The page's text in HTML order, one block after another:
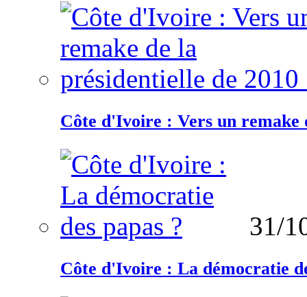
Côte d'Ivoire : Vers un remake
31/
Côte d'Ivoire : La démocratie